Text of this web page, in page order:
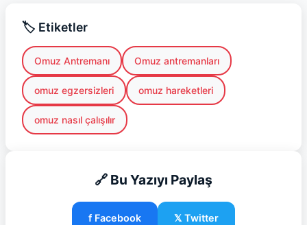
🏷️ Etiketler
Omuz Antremanı Omuz antremanları
omuz egzersizleri omuz hareketleri
omuz nasıl çalışılır
🔗 Bu Yazıyı Paylaş
f Facebook 𝕏 Twitter